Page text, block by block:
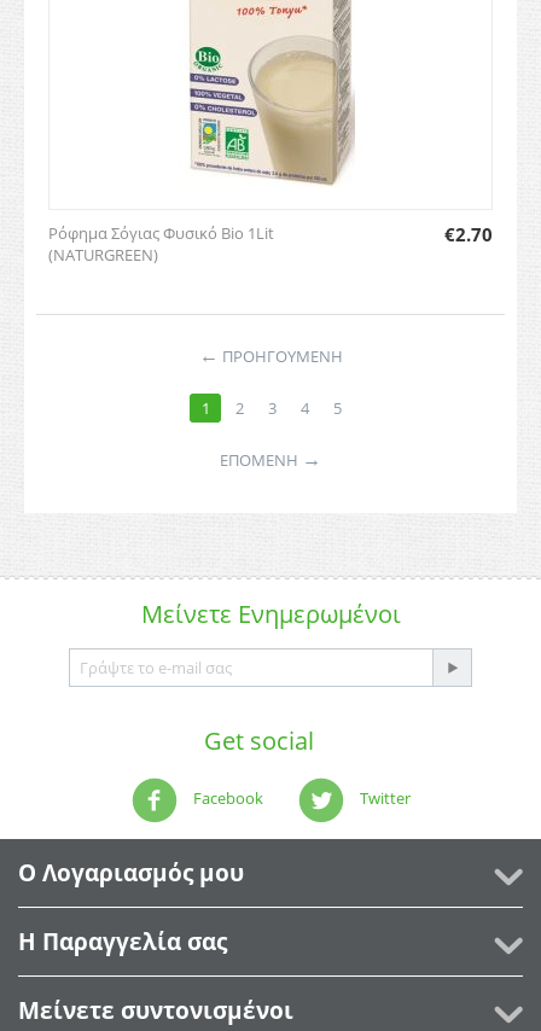
Ρόφημα Σόγιας Φυσικό Bio 1Lit
(NATURGREEN)
€2.70
← ΠΡΟΗΓΟΥΜΕΝΗ
1 2 3 4 5
ΕΠΌΜΕΝΗ →
Μείνετε Ενημερωμένοι
Get social
Facebook Twitter
Ο Λογαριασμός μου
Η Παραγγελία σας
Μείνετε συντονισμένοι